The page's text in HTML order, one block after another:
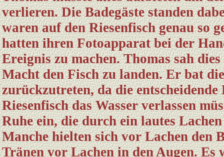
verlieren. Die Badegäste standen
waren auf den Riesenfisch genau so
hatten ihren Fotoapparat bei der
Ereignis zu machen. Thomas sah
Macht den Fisch zu landen. Er bat
zurückzutreten, da die
Riesenfisch das Wasser verlassen
Ruhe ein, die durch ein lautes
Manche hielten sich vor Lachen den
Tränen vor Lachen in den Augen. Es